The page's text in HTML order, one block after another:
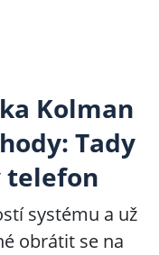
Kolman
Tady
telefon
systému a už
obrátit se na